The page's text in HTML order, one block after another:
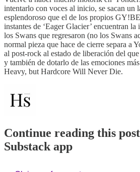
intentarlo con voces al inicio, se sacan un
esplendoroso que el de los propios
instantes de ‘Eager Glacier’ encuentran
los Swans que regresaron (no los Swans
normal pieza que hace de cierre separa a
al post-rock al estado de liberación del
y también de dotarlo de las emociones
Heavy, but Hardcore Will Never Die.
Continue reading this
Substack app